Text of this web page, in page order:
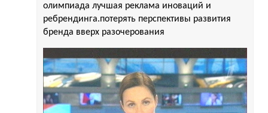
олимпиада лучшая реклама иноваций и
ребрендинга.потерять перспективы развития
бренда вверх разочерования